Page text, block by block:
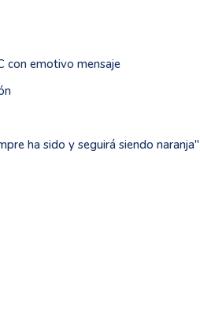
con emotivo mensaje
ha sido y seguirá siendo naranja''